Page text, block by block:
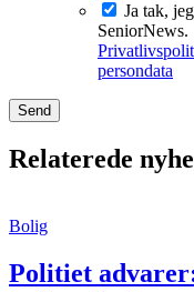
Ja tak,
SeniorNews.
persondata
Relaterede
Bolig
Politiet